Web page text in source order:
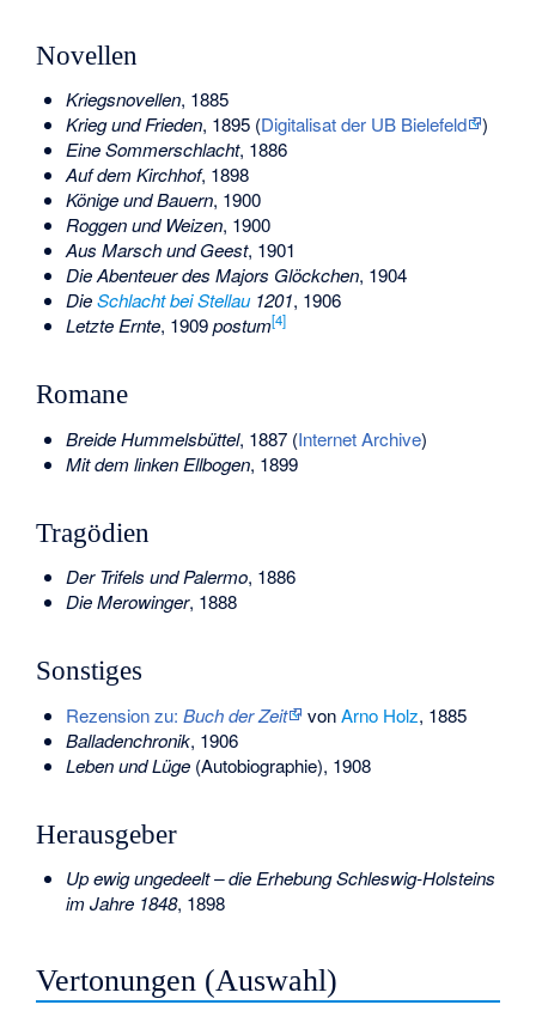
Novellen
Kriegsnovellen, 1885
Krieg und Frieden, 1895 (Digitalisat der UB Bielefeld
)
Eine Sommerschlacht, 1886
Auf dem Kirchhof, 1898
Könige und Bauern, 1900
Roggen und Weizen, 1900
Aus Marsch und Geest, 1901
Die Abenteuer des Majors Glöckchen, 1904
DieSchlacht bei Stellau1201, 1906
Letzte Ernte, 1909postum[4]
Romane
Breide Hummelsbüttel, 1887 (Internet Archive)
Mit dem linken Ellbogen, 1899
Tragödien
Der Trifels und Palermo, 1886
Die Merowinger, 1888
Sonstiges
Rezension zu: Buch der Zeit vonArno Holz, 1885
Balladenchronik, 1906
Leben und Lüge(Autobiographie), 1908
Herausgeber
Up ewig ungedeelt – die Erhebung Schleswig-Holsteins
im Jahre 1848, 1898
Vertonungen (Auswahl)